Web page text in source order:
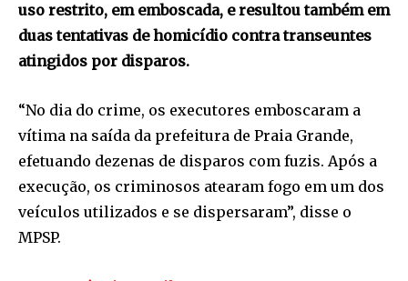
uso restrito, em emboscada, e resultou também em
duas tentativas de homicídio contra transeuntes
atingidos por disparos.
“No dia do crime, os executores emboscaram a
vítima na saída da prefeitura de Praia Grande,
efetuando dezenas de disparos com fuzis. Após a
execução, os criminosos atearam fogo em um dos
veículos utilizados e se dispersaram”, disse o
MPSP.